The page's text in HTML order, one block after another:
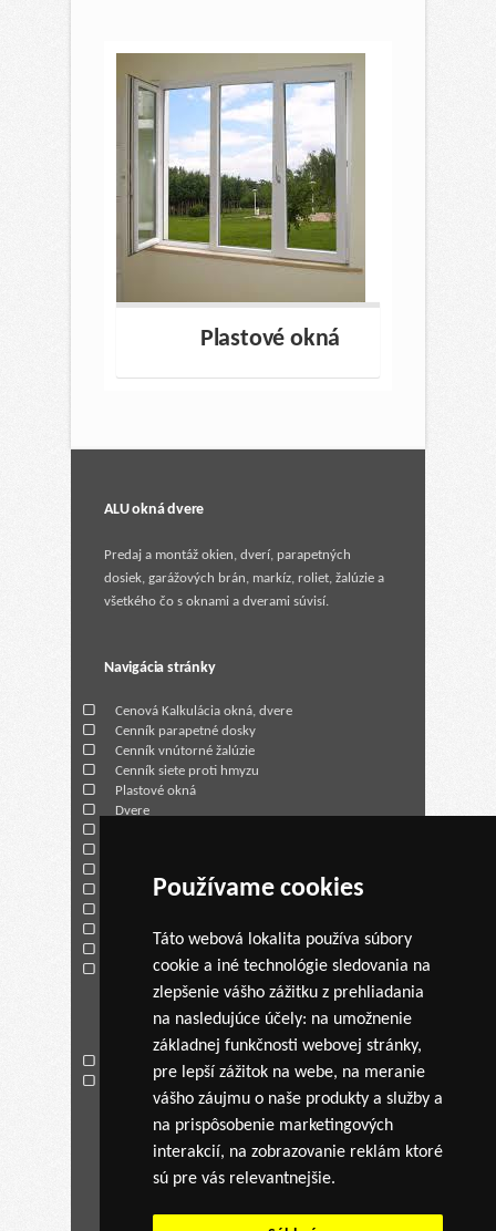
Používame cookies
Táto webová lokalita používa súbory
cookie a iné technológie sledovania na
zlepšenie vášho zážitku z prehliadania
na nasledujúce účely: na umožnenie
základnej funkčnosti webovej stránky,
pre lepší zážitok na webe, na meranie
vášho záujmu o naše produkty a služby a
na prispôsobenie marketingových
interakcií, na zobrazovanie reklám ktoré
sú pre vás relevantnejšie.
Plastové okná
ALU okná dvere
Predaj a montáž okien, dverí, parapetných
dosiek, garážových brán, markíz, roliet, žalúzie a
všetkého čo s oknami a dverami súvisí.
Navigácia stránky
Cenová Kalkulácia okná, dvere
Cenník parapetné dosky
Cenník vnútorné žalúzie
Cenník siete proti hmyzu
Plastové okná
Dvere
Parapety
Kontakt
Cenová kalkulácia
Žalúzie a siete
Kontaktné údaje
Adresa: Hurbanova ulica č.1